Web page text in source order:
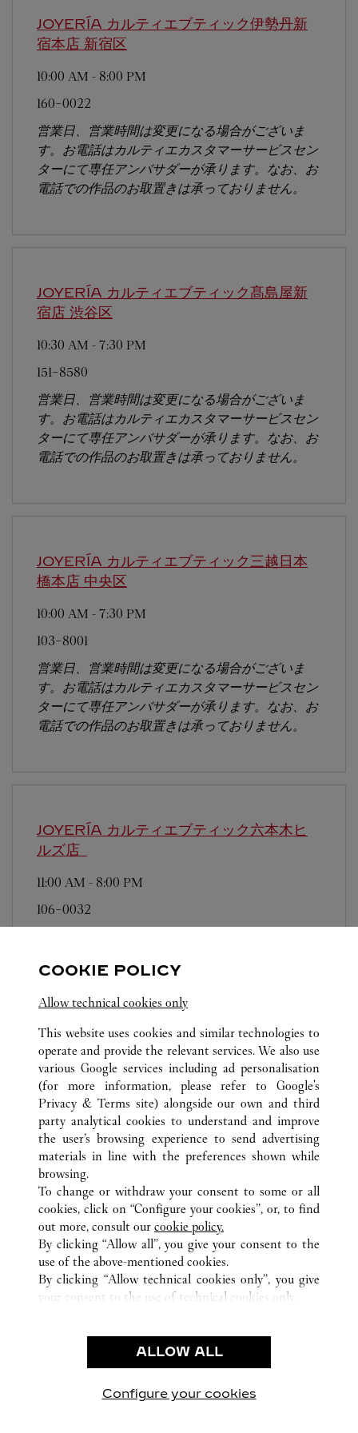
JOYERÍA カルティエブティック伊勢丹新
宿本店 新宿区
10:00 AM - 8:00 PM
160-0022
営業日、営業時間は変更になる場合がございま
す。お電話はカルティエカスタマーサービスセン
ターにて専任アンバサダーが承ります。なお、お
電話での作品のお取置きは承っておりません。
JOYERÍA カルティエブティック髙島屋新
宿店 渋谷区
10:30 AM - 7:30 PM
151-8580
営業日、営業時間は変更になる場合がございま
す。お電話はカルティエカスタマーサービスセン
ターにて専任アンバサダーが承ります。なお、お
電話での作品のお取置きは承っておりません。
JOYERÍA カルティエブティック三越日本
橋本店 中央区
10:00 AM - 7:30 PM
103-8001
営業日、営業時間は変更になる場合がございま
す。お電話はカルティエカスタマーサービスセン
ターにて専任アンバサダーが承ります。なお、お
電話での作品のお取置きは承っておりません。
JOYERÍA カルティエブティック六本木ヒ
ルズ店
11:00 AM - 8:00 PM
106-0032
ターにて専任アンバサダーが承ります。なお、お
電話での作品のお取置きは承っておりません。
TODAS LAS UBICACIONES DE CARTIER JAPÓN
東京都
豊島区
南池袋1-28-1
CUSTOMER CARE
OUR COMPANY
CAREERS
PRIVACY POLICY
CONDITIONS OF SALE
COOKIE POLICY
Allow technical cookies only
This website uses cookies and similar technologies to
operate and provide the relevant services. We also use
various Google services including ad personalisation
(for more information, please refer to Google's
Privacy & Terms site) alongside our own and third
party analytical cookies to understand and improve
the user’s browsing experience to send advertising
materials in line with the preferences shown while
browsing.
To change or withdraw your consent to some or all
cookies, click on “Configure your cookies”, or, to find
out more, consult our cookie policy.
By clicking “Allow all”, you give your consent to the
use of the above-mentioned cookies.
By clicking “Allow technical cookies only”, you give
your consent to the use of technical cookies only.
ALLOW ALL
Configure your cookies